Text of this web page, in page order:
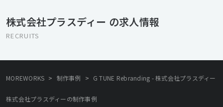
株式会社プラスディー の求人情報
RECRUITS
MOREWORKS > 制作事例 > G TUNE Rebranding - 株式会社プラスディー
株式会社プラスディーの制作事例